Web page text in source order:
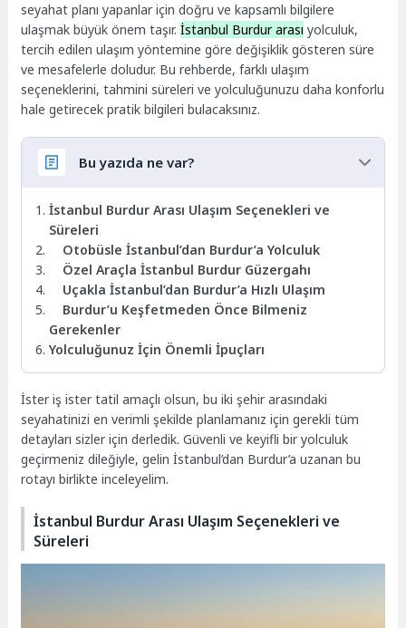
seyahat planı yapanlar için doğru ve kapsamlı bilgilere
ulaşmak büyük önem taşır.İstanbul Burdur arası yolculuk,
tercih edilen ulaşım yöntemine göre değişiklik gösteren süre
ve mesafelerle doludur. Bu rehberde, farklı ulaşım
seçeneklerini, tahmini süreleri ve yolculuğunuzu daha konforlu
hale getirecek pratik bilgileri bulacaksınız.
Bu yazıda ne var?
İstanbul Burdur Arası Ulaşım Seçenekleri ve
Süreleri
Otobüsle İstanbul’dan Burdur’a Yolculuk
Özel Araçla İstanbul Burdur Güzergahı
Uçakla İstanbul’dan Burdur’a Hızlı Ulaşım
Burdur’u Keşfetmeden Önce Bilmeniz
Gerekenler
Yolculuğunuz İçin Önemli İpuçları
İster iş ister tatil amaçlı olsun, bu iki şehir arasındaki
seyahatinizi en verimli şekilde planlamanız için gerekli tüm
detayları sizler için derledik. Güvenli ve keyifli bir yolculuk
geçirmeniz dileğiyle, gelin İstanbul’dan Burdur’a uzanan bu
rotayı birlikte inceleyelim.
İstanbul Burdur Arası Ulaşım Seçenekleri ve
Süreleri